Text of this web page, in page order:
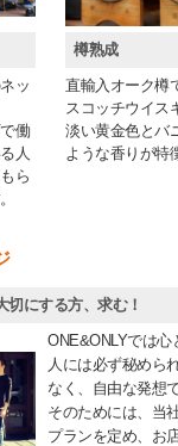
ッ
働
人
ら
樽熟成
直輸入オーク樽
スコッチウイス
淡い黄金色とバ
ような香りが特
切にする方、求む！
ONE&ONLYでは心
人には必ず秘めら
なく、自由な発想
そのためには、当
プランを定め、お